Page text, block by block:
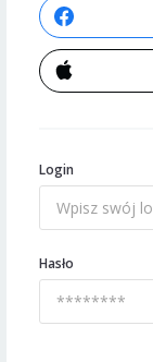
Login
Hasło